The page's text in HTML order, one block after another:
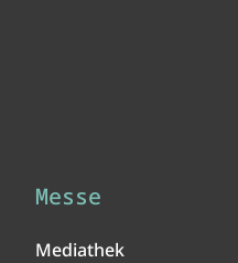
Messe
Mediathek